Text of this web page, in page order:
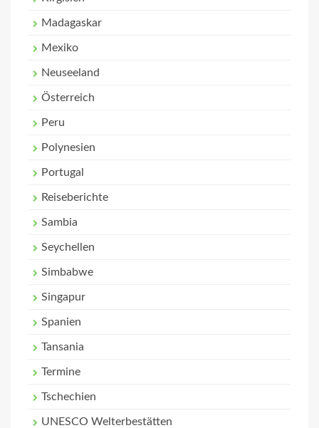
Madagaskar
Mexiko
Neuseeland
Österreich
Peru
Polynesien
Portugal
Reiseberichte
Sambia
Seychellen
Simbabwe
Singapur
Spanien
Tansania
Termine
Tschechien
UNESCO Welterbestätten